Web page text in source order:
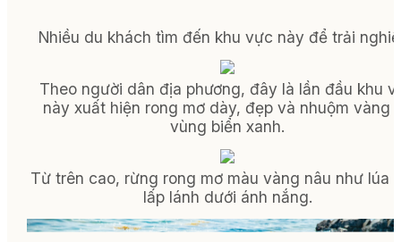
Nhiều du khách tìm đến khu vực này để trải
Theo người dân địa phương, đây là lần đầu khu
này xuất hiện rong mơ dày, đẹp và nhuộm vàng
vùng biển xanh.
Từ trên cao, rừng rong mơ màu vàng nâu như lúa
lấp lánh dưới ánh nắng.